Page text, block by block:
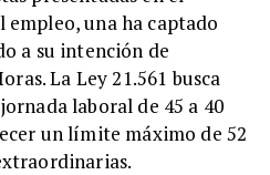
una ha captado
a su intención de
La Ley 21.561 busca
laboral de 45 a 40
un límite máximo de 52